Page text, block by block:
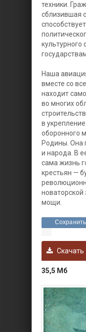
техники.
сблизившая
культурного
Наша
вместе со
находит
во многих
в
оборонного
Родины. Она
и народа. В
сама жизнь
крестьян —
новаторской
мощи.
Сохранить
Скачать
35,5 Мб